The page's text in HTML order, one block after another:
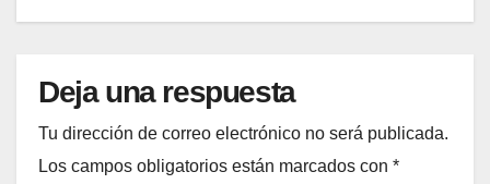
Deja una respuesta
Tu dirección de correo electrónico no será publicada.
Los campos obligatorios están marcados con *